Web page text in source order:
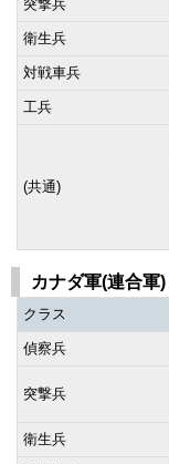
突撃兵
衛生兵
対戦車兵
工兵
(共通)
カナダ軍(連合軍)
クラス
偵察兵
突撃兵
衛生兵